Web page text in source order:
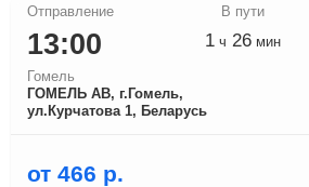
13:00
Гомель
ГОМЕЛЬ АВ, г.Гомель,
ул.Курчатова 1, Беларусь
1 ч 26 мин
от 466 р.